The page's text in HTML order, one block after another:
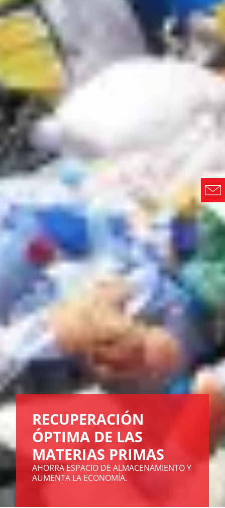
RECUPERACIÓN
ÓPTIMA DE LAS
MATERIAS PRIMAS
AHORRA ESPACIO DE ALMACENAMIENTO Y
AUMENTA LA ECONOMÍA.